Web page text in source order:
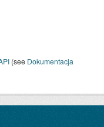
(see Dokumentacja